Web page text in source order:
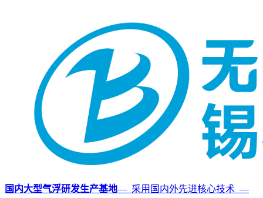
国内大型气浮研发生产基地— 采用国内外先进核心技术 —